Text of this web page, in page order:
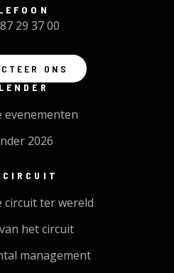
29 37 00
ONS
evenementen
2026
circuit ter wereld
het circuit
management